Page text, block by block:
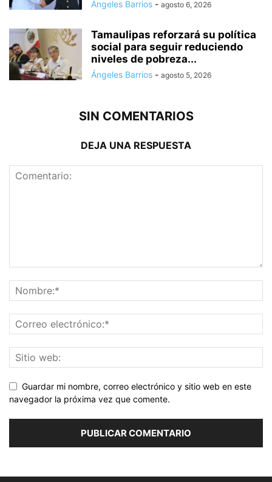
Ángeles Barrios - agosto 6, 2026
Tamaulipas reforzará su política
social para seguir reduciendo
niveles de pobreza...
Ángeles Barrios - agosto 5, 2026
SIN COMENTARIOS
DEJA UNA RESPUESTA
Guardar mi nombre, correo electrónico y sitio web en este
navegador la próxima vez que comente.